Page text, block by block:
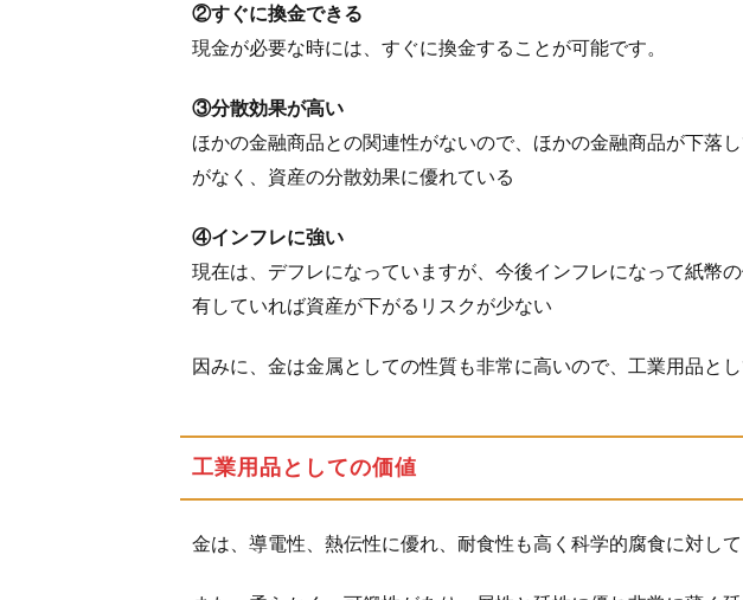
で稼
ぐ
②すぐに換金できる
現金が必要な時には、すぐに換金することが可能です。
③分散効果が高い
ほかの金融商品との関連性がないので、ほかの金融商品が下落
がなく、資産の分散効果に優れている
④インフレに強い
現在は、デフレになっていますが、今後インフレになって紙幣
有していれば資産が下がるリスクが少ない
因みに、金は金属としての性質も非常に高いので、工業用品とし
工業用品としての価値
金は、導電性、熱伝性に優れ、耐食性も高く科学的腐食に対して